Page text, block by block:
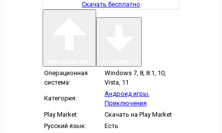
Скачать бесплатно
Операционная
система:
Windows 7, 8, 8.1, 10,
Vista, 11
Категория:
Андроид игры,
Приключения
Play Market
Скачать на Play Market
Русский язык:
Есть